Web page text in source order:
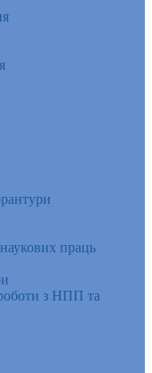
праць
роботи з НПП та